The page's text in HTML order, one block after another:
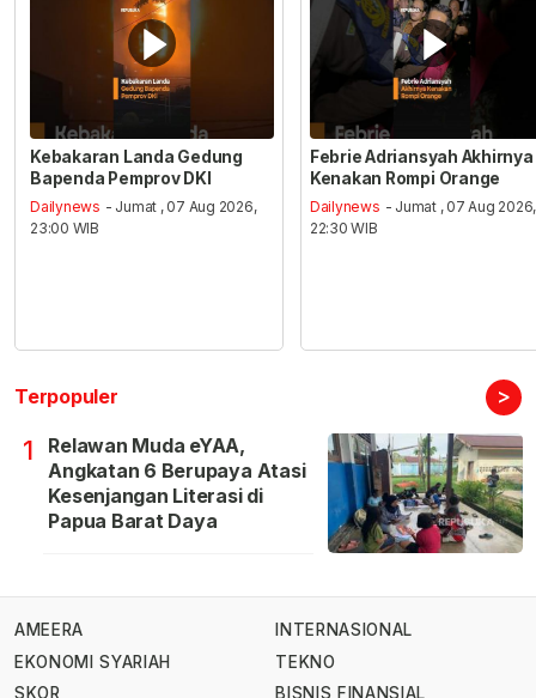
Kebakaran Landa Gedung
Bapenda Pemprov DKI
Dailynews - Jumat , 07 Aug 2026,
23:00 WIB
Febrie Adriansyah Akhirnya
Kenakan Rompi Orange
Dailynews - Jumat , 07 Aug 2026,
22:30 WIB
Terpopuler >
1
Relawan Muda eYAA,
Angkatan 6 Berupaya Atasi
Kesenjangan Literasi di
Papua Barat Daya
AMEERA
EKONOMI SYARIAH
SKOR
INTERNASIONAL
TEKNO
BISNIS FINANSIAL